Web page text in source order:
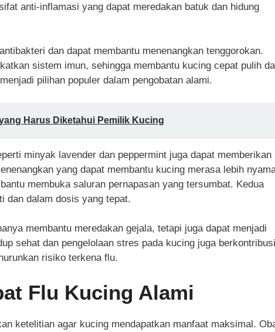
anti-inflamasi yang dapat meredakan batuk dan hidung
dan dapat membantu menenangkan tenggorokan.
sistem imun, sehingga membantu kucing cepat pulih
pilihan populer dalam pengobatan alami.
Harus Diketahui Pemilik Kucing
minyak lavender dan peppermint juga dapat memberikan
yang dapat membantu kucing merasa lebih
membuka saluran pernapasan yang tersumbat. Kedua
dan dalam dosis yang tepat.
membantu meredakan gejala, tetapi juga dapat menjadi
sehat dan pengelolaan stres pada kucing juga berkontribusi
risiko terkena flu.
Flu Kucing Alami
ketelitian agar kucing mendapatkan manfaat maksimal.